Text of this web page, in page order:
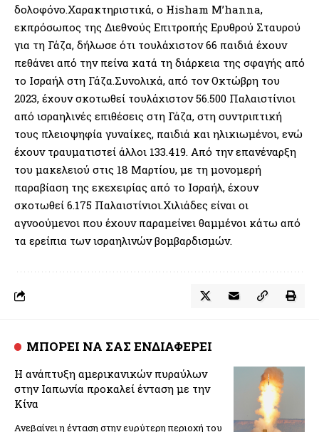
δολοφόνο.Χαρακτηριστικά, ο Hisham M’hanna,
εκπρόσωπος της Διεθνούς Επιτροπής Ερυθρού Σταυρού
για τη Γάζα, δήλωσε ότι τουλάχιστον 66 παιδιά έχουν
πεθάνει από την πείνα κατά τη διάρκεια της σφαγής από
το Ισραήλ στη Γάζα.Συνολικά, από τον Οκτώβρη του
2023, έχουν σκοτωθεί τουλάχιστον 56.500 Παλαιστίνιοι
από ισραηλινές επιθέσεις στη Γάζα, στη συντριπτική
τους πλειοψηφία γυναίκες, παιδιά και ηλικιωμένοι, ενώ
έχουν τραυματιστεί άλλοι 133.419. Από την επανέναρξη
του μακελειού στις 18 Μαρτίου, με τη μονομερή
παραβίαση της εκεχειρίας από το Ισραήλ, έχουν
σκοτωθεί 6.175 Παλαιστίνιοι.Χιλιάδες είναι οι
αγνοούμενοι που έχουν παραμείνει θαμμένοι κάτω από
τα ερείπια των ισραηλινών βομβαρδισμών.
ΜΠΟΡΕΙ ΝΑ ΣΑΣ ΕΝΔΙΑΦΕΡΕΙ
H ανάπτυξη αμερικανικών πυραύλων
στην Ιαπωνία προκαλεί ένταση με την
Κίνα
Ανεβαίνει η ένταση στην ευρύτερη περιοχή του